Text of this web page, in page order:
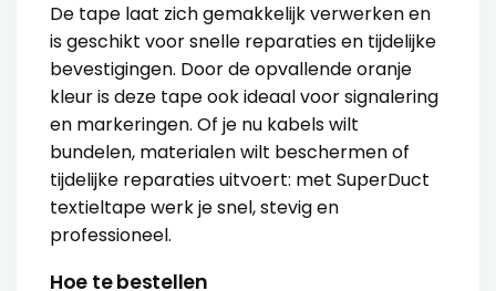
De tape laat zich gemakkelijk verwerken en
is geschikt voor snelle reparaties en tijdelijke
bevestigingen. Door de opvallende oranje
kleur is deze tape ook ideaal voor signalering
en markeringen. Of je nu kabels wilt
bundelen, materialen wilt beschermen of
tijdelijke reparaties uitvoert: met SuperDuct
textieltape werk je snel, stevig en
professioneel.
Hoe te bestellen